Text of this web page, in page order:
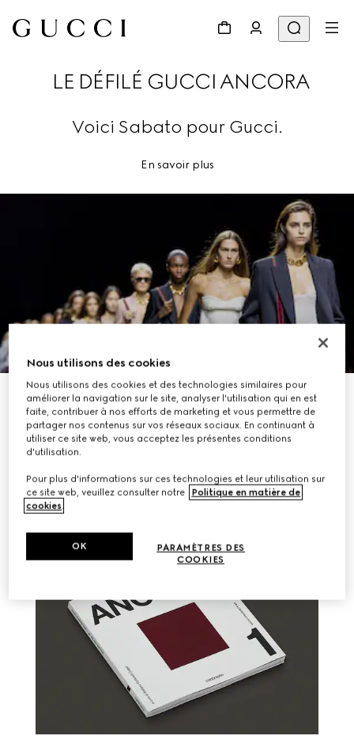
LE DÉFILÉ GUCCI ANCORA
Voici Sabato pour Gucci.
En savoir plus
DÉCOUVRIR PLUS
Nous utilisons des cookies
Nous utilisons des cookies et des technologies similaires pour
améliorer la navigation sur le site, analyser l'utilisation qui en est
faite, contribuer à nos efforts de marketing et vous permettre de
partager nos contenus sur vos réseaux sociaux. En continuant à
utiliser ce site web, vous acceptez les présentes conditions
d'utilisation.
Pour plus d'informations sur ces technologies et leur utilisation sur
ce site web, veuillez consulter notre
Politique en matière de
cookies.
PARAMÈTRES DES
COOKIES
OK